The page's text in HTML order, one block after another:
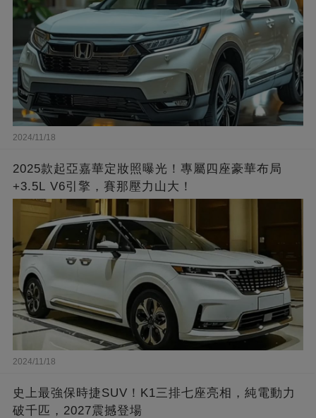
2024/11/18
2025款起亞嘉華定妝照曝光！專屬四座豪華布局
+3.5L V6引擎，賽那壓力山大！
2024/11/18
史上最強保時捷SUV！K1三排七座亮相，純電動力
破千匹，2027震撼登場